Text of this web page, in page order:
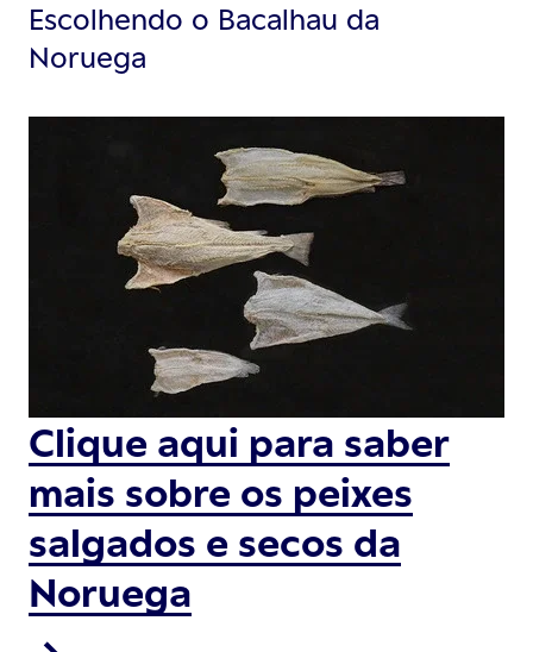
Escolhendo o Bacalhau da
Noruega
Clique aqui para saber
mais sobre os peixes
salgados e secos da
Noruega